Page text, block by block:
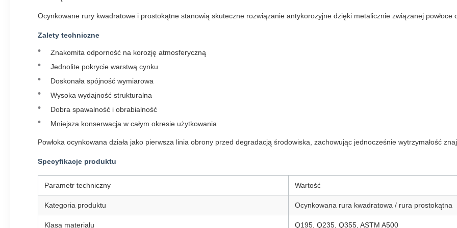
Ocynkowane rury kwadratowe i prostokątne stanowią skuteczne rozwiązanie antykorozyjne dzięki metalicznie związanej powłoce
Zalety techniczne
Znakomita odporność na korozję atmosferyczną
Jednolite pokrycie warstwą cynku
Doskonała spójność wymiarowa
Wysoka wydajność strukturalna
Dobra spawalność i obrabialność
Mniejsza konserwacja w całym okresie użytkowania
Powłoka ocynkowana działa jako pierwsza linia obrony przed degradacją środowiska, zachowując jednocześnie wytrzymałość
Specyfikacje produktu
Parametr techniczny Wartość
Kategoria produktu Ocynkowana rura kwadratowa / rura prostokątna
Klasa materiału Q195, Q235, Q355, ASTM A500